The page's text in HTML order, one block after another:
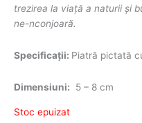
trezirea la viață a naturii și
ne-nconjoară.
Specificații: Piatră pictată
Dimensiuni: 5 – 8 cm
Stoc epuizat